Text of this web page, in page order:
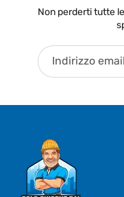
Non perderti tutte le
Indirizzo email